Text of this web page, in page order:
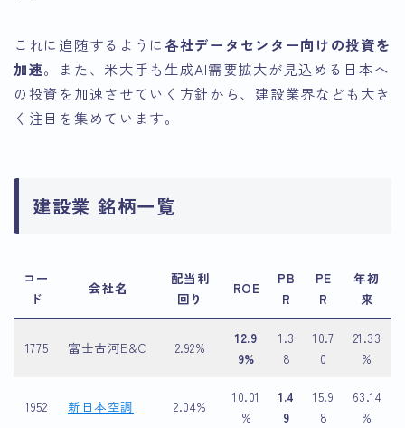
これに追随するように各社データセンター向けの投資を
加速。また、米大手も生成AI需要拡大が見込める日本へ
の投資を加速させていく方針から、建設業界なども大き
く注目を集めています。
建設業 銘柄一覧
コー
ド
会社名
配当利
回り
ROE
PB
R
PE
R
年初
来
1775 富士古河E&C 2.92%
12.9
9%
1.3
8
10.7
0
21.33
%
1952 新日本空調 2.04%
10.01
%
1.4
9
15.9
8
63.14
%